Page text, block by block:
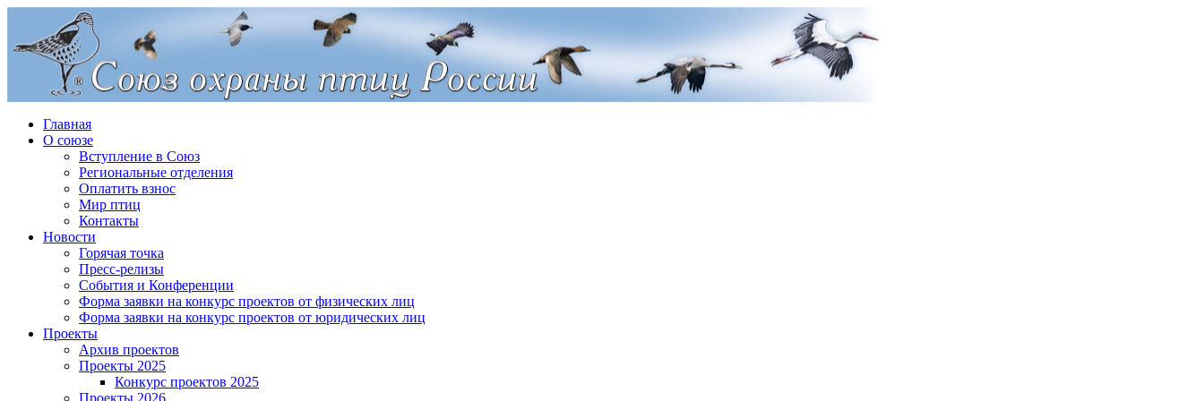
Главная
О союзе
Вступление в Союз
Региональные отделения
Оплатить взнос
Мир птиц
Контакты
Новости
Горячая точка
Пресс-релизы
События и Конференции
Форма заявки на конкурс проектов от физических лиц
Форма заявки на конкурс проектов от юридических лиц
Проекты
Архив проектов
Проекты 2025
Конкурс проектов 2025
Проекты 2026